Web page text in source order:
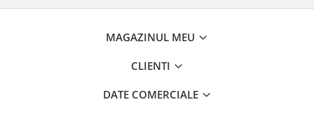
MAGAZINUL MEU
CLIENTI
DATE COMERCIALE